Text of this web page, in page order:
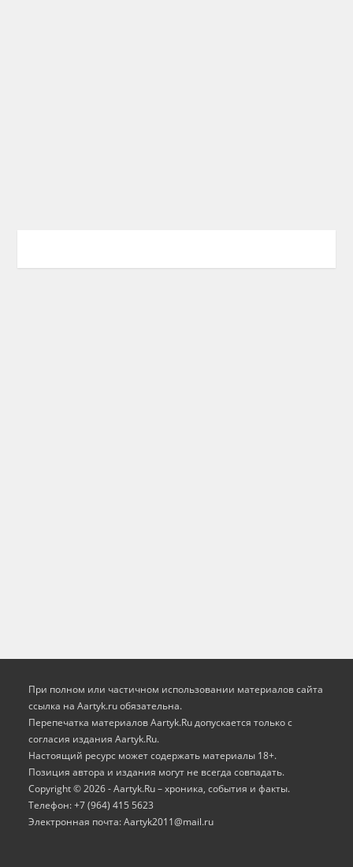
При полном или частичном использовании материалов сайта
ссылка на Aartyk.ru oбязательна.
Перепечатка материалов Aartyk.Ru допускается только с
согласия издания Aartyk.Ru.
Настоящий ресурс может содержать материалы 18+.
Позиция автора и издания могут не всегда совпадать.
Copyright © 2026 - Aartyk.Ru – хроника, события и факты.
Телефон: +7 (964) 415 5623
Электронная почта: Aartyk2011@mail.ru